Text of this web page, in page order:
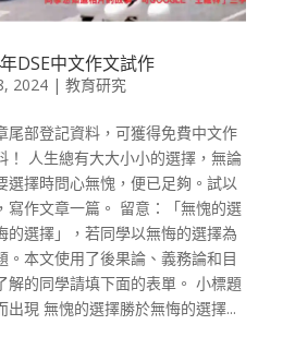
DSE中文作文試作
2024| 教育研究
尾部登記資料，可獲得免費中文作
！ 人生總有大大小小的選擇，無論
選擇時問心無愧，便已足夠。試以
寫作文章一篇。 留意：「無愧的選
的選擇」，若同學以無悔的選擇為
。本文使用了後果論、義務論和目
解的同學請填下面的表單。 小標題
出現 無愧的選擇勝於無悔的選擇...